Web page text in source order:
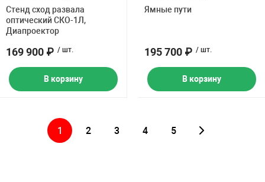
Стенд сход развала
оптический СКО-1Л,
Диапроектор
169 900 ₽ / шт.
В корзину
Ямные пути
195 700 ₽ / шт.
В корзину
1 2 3 4 5